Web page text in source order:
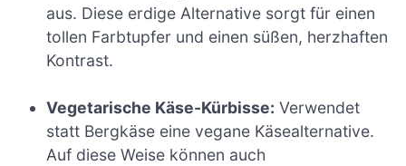
aus. Diese erdige Alternative sorgt für einen
tollen Farbtupfer und einen süßen, herzhaften
Kontrast.
Vegetarische Käse-Kürbisse: Verwendet
statt Bergkäse eine vegane Käsealternative.
Auf diese Weise können auch